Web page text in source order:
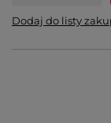
Dodaj do listy